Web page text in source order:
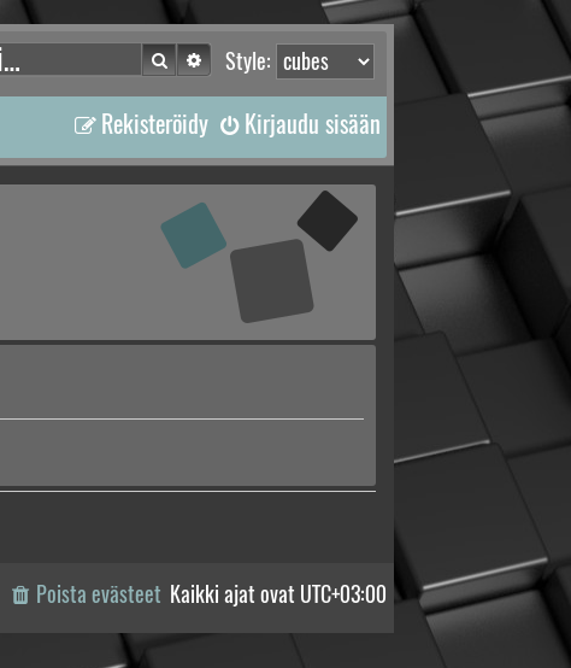
Style:
Etsi Tarkennettu haku
Kirjaudu sisään
Rekisteröidy
Kaikki ajat ovat UTC+03:00
Poista evästeet